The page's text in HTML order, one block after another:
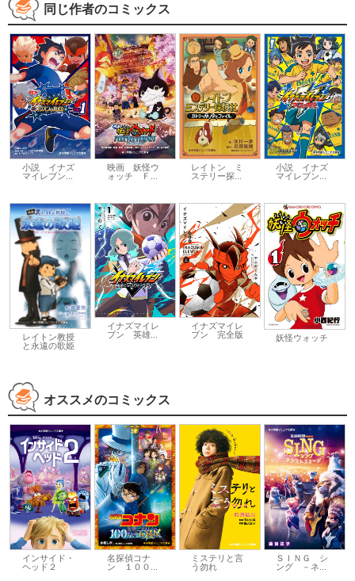
同じ作者のコミックス
小説 イナズ
マイレブン...
映画 妖怪ウ
ォッチ Ｆ...
レイトン ミ
ステリー探...
小説 イナズ
マイレブン...
レイトン教授
と永遠の歌姫
イナズマイレ
ブン 英雄...
イナズマイレ
ブン 完全版
妖怪ウォッチ
オススメのコミックス
インサイド・
ヘッド２
名探偵コナ
ン １００...
ミステリと言
う勿れ
ＳＩＮＧ シ
ング －ネ...